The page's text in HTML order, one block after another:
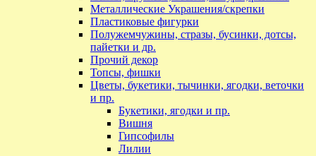
Металлические Украшения/скрепки
Пластиковые фигурки
Полужемчужины, стразы, бусинки, дотсы,
пайетки и др.
Прочий декор
Топсы, фишки
Цветы, букетики, тычинки, ягодки, веточки
и пр.
Букетики, ягодки и пр.
Вишня
Гипсофилы
Лилии